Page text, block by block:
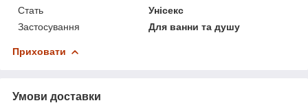
Стать
Унісекс
Застосування
Для ванни та душу
Приховати
Умови доставки